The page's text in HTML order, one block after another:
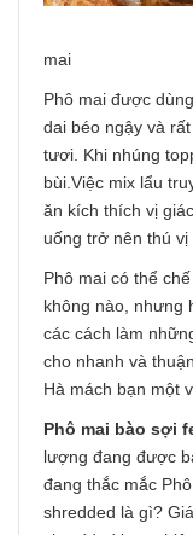
mai
Phô mai được
dai béo ngậy và
tươi. Khi nhúng
bùi.Việc mix lẩu
ăn kích thích vị
uống trở nên thú
Phô mai có thể
không nào, nhưng
các cách làm
cho nhanh và
Hà mách bạn một
Phô mai bào sợi
lượng đang được
đang thắc mắc
shredded là gì?